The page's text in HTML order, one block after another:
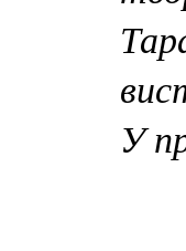
У